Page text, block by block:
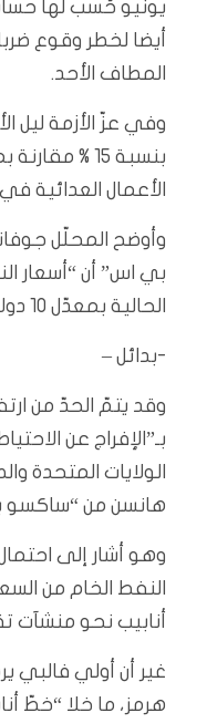
يونيو حُسب لها
أيضا لخطر وقوع
المطاف الأحد.
وفي عزّ الأزمة ليل
بنسبة 15 %
الأعمال العدائية في
وأوضح المحلّل
بي اس” أن “أسعار
الحالية بمعدّل 10 دولارات للبرميل الواحد راهنا”.
-بدائل –
وقد يتمّ الحدّ من
بـ”الإفراج عن
الولايات المتحدة
هانسن من “ساكسو
وهو أشار إلى
النفط الخام من
أنابيب نحو منشآت
غير أن أولي فالبي
هرمز، ما خلا “خطّ